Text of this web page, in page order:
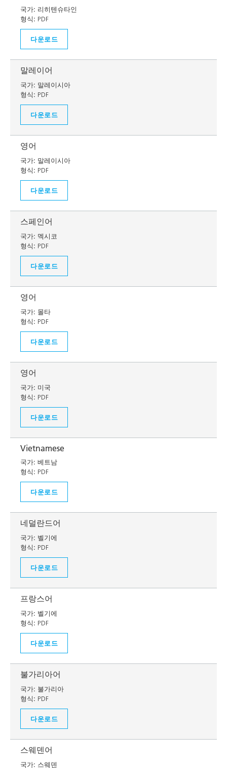
국가: 리히텐슈타인
형식: PDF
다운로드
말레이어
국가: 말레이시아
형식: PDF
다운로드
영어
국가: 말레이시아
형식: PDF
다운로드
스페인어
국가: 멕시코
형식: PDF
다운로드
영어
국가: 몰타
형식: PDF
다운로드
영어
국가: 미국
형식: PDF
다운로드
Vietnamese
국가: 베트남
형식: PDF
다운로드
네덜란드어
국가: 벨기에
형식: PDF
다운로드
프랑스어
국가: 벨기에
형식: PDF
다운로드
불가리아어
국가: 불가리아
형식: PDF
다운로드
스웨덴어
국가: 스웨덴